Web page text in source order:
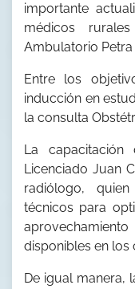
importante
médicos
Ambulatorio Petra
Entre los
inducción en
la consulta
La
Licenciado Juan
radiólogo,
técnicos para
disponibles en los
De igual manera,